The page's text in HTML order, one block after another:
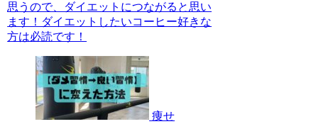
思うので、ダイエットにつながると思い
ます！ダイエットしたいコーヒー好きな
方は必読です！
痩せ